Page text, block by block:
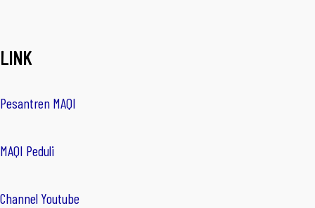
LINK
Pesantren MAQI
MAQI Peduli
Channel Youtube